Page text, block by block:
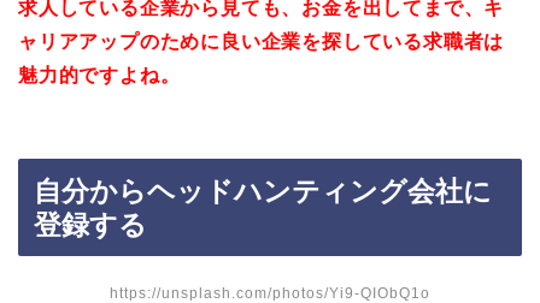
求人している企業から見ても、お金を出してまで、キ
ャリアアップのために良い企業を探している求職者は
魅力的ですよね。
自分からヘッドハンティング会社に
登録する
https://unsplash.com/photos/Yi9-QIObQ1o